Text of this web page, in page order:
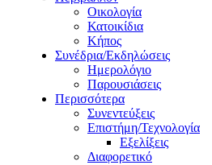
Οικολογία
Κατοικίδια
Κήπος
Συνέδρια/Εκδηλώσεις
Ημερολόγιο
Παρουσιάσεις
Περισσότερα
Συνεντεύξεις
Επιστήμη/Τεχνολογία
Εξελίξεις
Διαφορετικό